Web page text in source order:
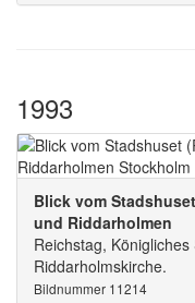
1993
Blick vom
und Riddarholmen
Reichstag,
Riddarholmskirche.
Bildnummer 11214